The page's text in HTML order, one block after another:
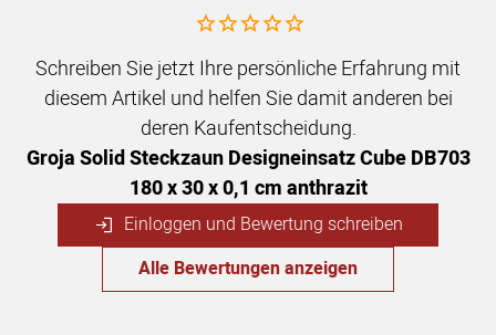
Noch keine Bewertungen abgegeben
Schreiben Sie jetzt Ihre persönliche Erfahrung mit
diesem Artikel und helfen Sie damit anderen bei
deren Kaufentscheidung.
Groja Solid Steckzaun Designeinsatz Cube DB703
180 x 30 x 0,1 cm anthrazit
Einloggen und Bewertung schreiben
Alle Bewertungen anzeigen